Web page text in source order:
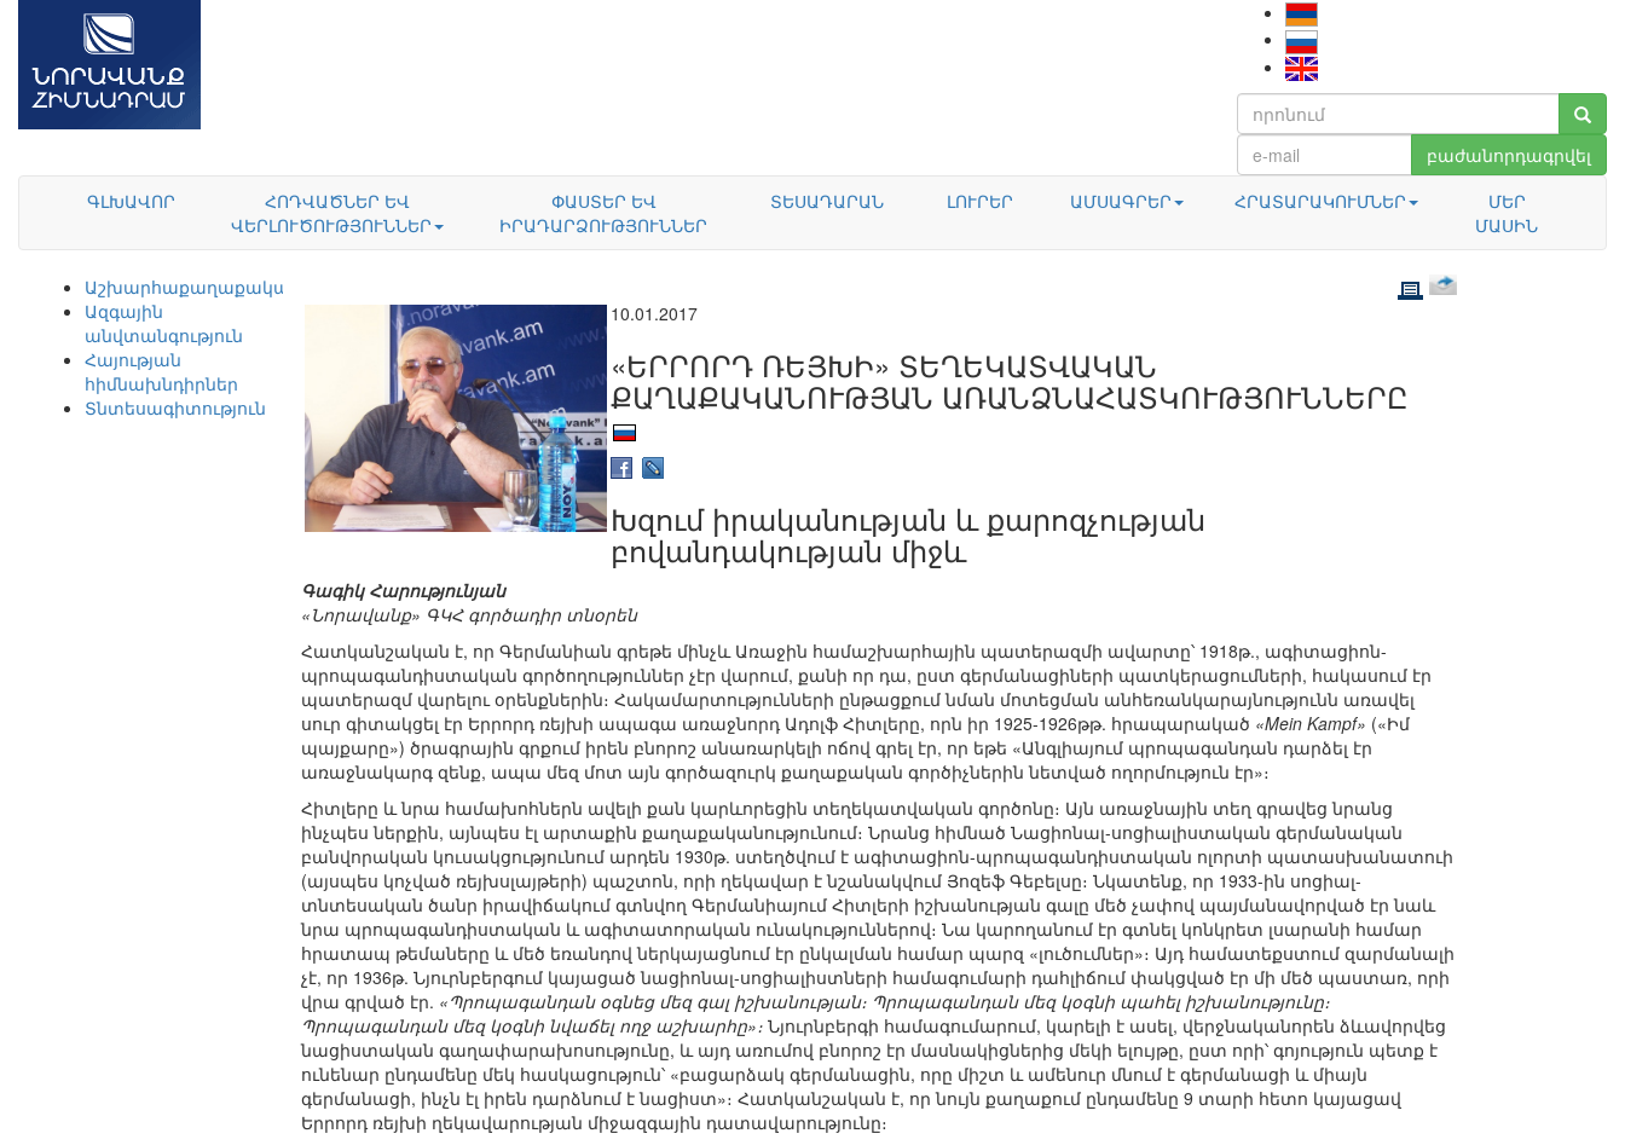
բաժանորդագրվել
ԳԼԽԱՎՈՐ
ՀՈԴՎԱԾՆԵՐ ԵՎ
ՎԵՐԼՈՒԾՈՒԹՅՈՒՆՆԵՐ
ՓԱՍՏԵՐ ԵՎ
ԻՐԱԴԱՐՁՈՒԹՅՈՒՆՆԵՐ
ՏԵՍԱԴԱՐԱՆ ԼՈՒՐԵՐ ԱՄՍԱԳՐԵՐ ՀՐԱՏԱՐԱԿՈՒՄՆԵՐ
ՄԵՐ
ՄԱՍԻՆ
Աշխարհաքաղաքականություն
Ազգային
անվտանգություն
Հայության
հիմնախնդիրներ
Տնտեսագիտություն
10.01.2017
«ԵՐՐՈՐԴ ՌԵՅԽԻ» ՏԵՂԵԿԱՏՎԱԿԱՆ
ՔԱՂԱՔԱԿԱՆՈՒԹՅԱՆ ԱՌԱՆՁՆԱՀԱՏԿՈՒԹՅՈՒՆՆԵՐԸ
Խզում իրականության և քարոզչության
բովանդակության միջև
Գագիկ Հարությունյան
«Նորավանք» ԳԿՀ գործադիր տնօրեն
Հատկանշական է, որ Գերմանիան գրեթե մինչև Առաջին համաշխարհային պատերազմի ավարտը՝ 1918թ., ագիտացիոն-
պրոպագանդիստական գործողություններ չէր վարում, քանի որ դա, ըստ գերմանացիների պատկերացումների, հակասում էր
պատերազմ վարելու օրենքներին։ Հակամարտությունների ընթացքում նման մոտեցման անհեռանկարայնությունն առավել
սուր գիտակցել էր Երրորդ ռեյխի ապագա առաջնորդ Ադոլֆ Հիտլերը, որն իր 1925-1926թթ. հրապարակած «Mein Kampf» («Իմ
պայքարը») ծրագրային գրքում իրեն բնորոշ անառարկելի ոճով գրել էր, որ եթե «Անգլիայում պրոպագանդան դարձել էր
առաջնակարգ զենք, ապա մեզ մոտ այն գործազուրկ քաղաքական գործիչներին նետված ողորմություն էր»։
Հիտլերը և նրա համախոհներն ավելի քան կարևորեցին տեղեկատվական գործոնը։ Այն առաջնային տեղ գրավեց նրանց
ինչպես ներքին, այնպես էլ արտաքին քաղաքականությունում։ Նրանց հիմնած Նացիոնալ-սոցիալիստական գերմանական
բանվորական կուսակցությունում արդեն 1930թ. ստեղծվում է ագիտացիոն-պրոպագանդիստական ոլորտի պատասխանատուի
(այսպես կոչված ռեյխսլայթերի) պաշտոն, որի ղեկավար է նշանակվում Յոզեֆ Գեբելսը։ Նկատենք, որ 1933-ին սոցիալ-
տնտեսական ծանր իրավիճակում գտնվող Գերմանիայում Հիտլերի իշխանության գալը մեծ չափով պայմանավորված էր նաև
նրա պրոպագանդիստական և ագիտատորական ունակություններով։ Նա կարողանում էր գտնել կոնկրետ լսարանի համար
հրատապ թեմաները և մեծ եռանդով ներկայացնում էր ընկալման համար պարզ «լուծումներ»։ Այդ համատեքստում զարմանալի
չէ, որ 1936թ. Նյուրնբերգում կայացած նացիոնալ-սոցիալիստների համագումարի դահլիճում փակցված էր մի մեծ պաստառ, որի
վրա գրված էր. «Պրոպագանդան օգնեց մեզ գալ իշխանության։ Պրոպագանդան մեզ կօգնի պահել իշխանությունը։
Պրոպագանդան մեզ կօգնի նվաճել ողջ աշխարհը»։ Նյուրնբերգի համագումարում, կարելի է ասել, վերջնականորեն ձևավորվեց
նացիստական գաղափարախոսությունը, և այդ առումով բնորոշ էր մասնակիցներից մեկի ելույթը, ըստ որի՝ գոյություն պետք է
ունենար ընդամենը մեկ հասկացություն՝ «բացարձակ գերմանացին, որը միշտ և ամենուր մնում է գերմանացի և միայն
գերմանացի, ինչն էլ իրեն դարձնում է նացիստ»։ Հատկանշական է, որ նույն քաղաքում ընդամենը 9 տարի հետո կայացավ
Երրորդ ռեյխի ղեկավարության միջազգային դատավարությունը։